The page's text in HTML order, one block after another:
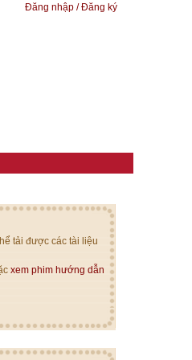
Đăng nhập / Đăng ký
tải được các tài liệu
xem phim hướng dẫn